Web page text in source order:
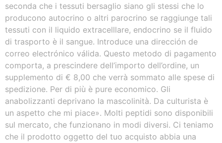
seconda che i tessuti bersaglio siano gli stessi che lo
producono autocrino o altri parocrino se raggiunge tali
tessuti con il liquido extracelllare, endocrino se il fluido
di trasporto è il sangue. Introduce una dirección de
correo electrónico válida. Questo metodo di pagamento
comporta, a prescindere dell’importo dell’ordine, un
supplemento di € 8,00 che verrà sommato alle spese di
spedizione. Per di più è pure economico. Gli
anabolizzanti deprivano la mascolinità. Da culturista è
un aspetto che mi piace». Molti peptidi sono disponibili
sul mercato, che funzionano in modi diversi. Ci teniamo
che il prodotto oggetto del tuo acquisto abbia una